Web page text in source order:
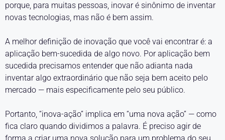
porque, para muitas pessoas, inovar é sinônimo de inventar
novas tecnologias, mas não é bem assim.
A melhor definição de inovação que você vai encontrar é: a
aplicação bem-sucedida de algo novo. Por aplicação bem
sucedida precisamos entender que não adianta nada
inventar algo extraordinário que não seja bem aceito pelo
mercado — mais especificamente pelo seu público.
Portanto, “inova-ação” implica em “uma nova ação” — como
fica claro quando dividimos a palavra. É preciso agir de